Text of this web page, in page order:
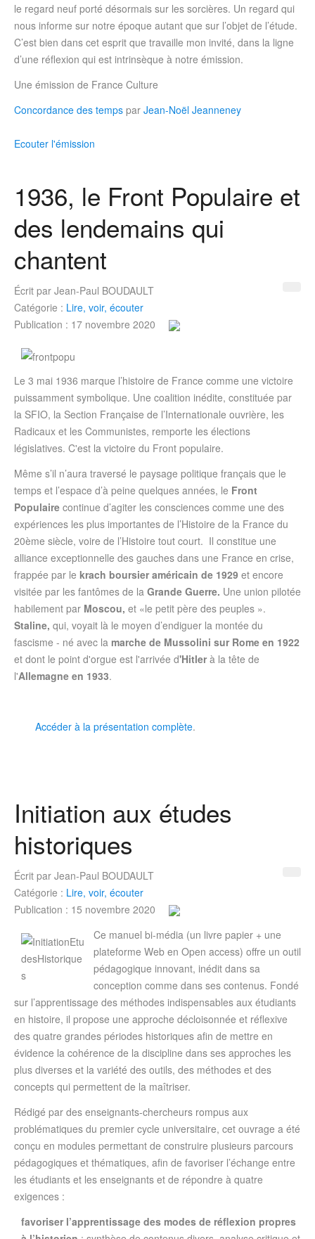
le regard neuf porté désormais sur les sorcières. Un regard qui
nous informe sur notre époque autant que sur l’objet de l’étude.
C’est bien dans cet esprit que travaille mon invité, dans la ligne
d’une réflexion qui est intrinsèque à notre émission.
Une émission de France Culture
Concordance des temps par Jean-Noël Jeanneney
Ecouter l'émission
1936, le Front Populaire et
des lendemains qui
chantent
Écrit par Jean-Paul BOUDAULT
Catégorie : Lire, voir, écouter
Publication : 17 novembre 2020
Le 3 mai 1936 marque l’histoire de France comme une victoire
puissamment symbolique. Une coalition inédite, constituée par
la SFIO, la Section Française de l’Internationale ouvrière, les
Radicaux et les Communistes, remporte les élections
législatives. C'est la victoire du Front populaire.
Même s’il n’aura traversé le paysage politique français que le
temps et l’espace d’à peine quelques années, le Front
Populaire continue d’agiter les consciences comme une des
expériences les plus importantes de l’Histoire de la France du
20ème siècle, voire de l’Histoire tout court. Il constitue une
alliance exceptionnelle des gauches dans une France en crise,
frappée par le krach boursier américain de 1929 et encore
visitée par les fantômes de la Grande Guerre. Une union pilotée
habilement par Moscou, et «le petit père des peuples ».
Staline, qui, voyait là le moyen d’endiguer la montée du
fascisme - né avec la marche de Mussolini sur Rome en 1922
et dont le point d'orgue est l'arrivée d'Hitler à la tête de
l'Allemagne en 1933.
Accéder à la présentation complète.
Initiation aux études
historiques
Écrit par Jean-Paul BOUDAULT
Catégorie : Lire, voir, écouter
Publication : 15 novembre 2020
Ce manuel bi-média (un livre papier + une
plateforme Web en Open access) offre un outil
pédagogique innovant, inédit dans sa
conception comme dans ses contenus. Fondé
sur l’apprentissage des méthodes indispensables aux étudiants
en histoire, il propose une approche décloisonnée et réflexive
des quatre grandes périodes historiques afin de mettre en
évidence la cohérence de la discipline dans ses approches les
plus diverses et la variété des outils, des méthodes et des
concepts qui permettent de la maîtriser.
Rédigé par des enseignants-chercheurs rompus aux
problématiques du premier cycle universitaire, cet ouvrage a été
conçu en modules permettant de construire plusieurs parcours
pédagogiques et thématiques, afin de favoriser l’échange entre
les étudiants et les enseignants et de répondre à quatre
exigences :
favoriser l’apprentissage des modes de réflexion propres